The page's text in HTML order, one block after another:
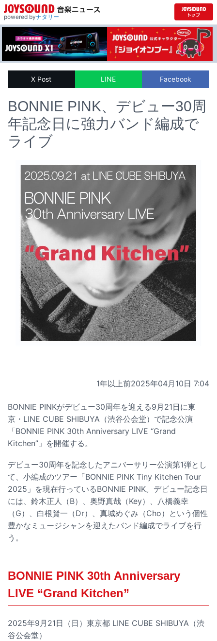
powered byナタリー
X Post LINE Facebook
BONNIE PINK、デビュー30周
年記念日に強力バンド編成で
ライブ
1年以上前2025年04月10日 7:04
BONNIE PINKがデビュー30周年を迎える9月21日に東
京・LINE CUBE SHIBUYA（渋谷公会堂）で記念公演
「BONNIE PINK 30th Anniversary LIVE “Grand
Kitchen”」を開催する。
デビュー30周年を記念したアニバーサリー公演第1弾とし
て、小編成のツアー「BONNIE PINK Tiny Kitchen Tour
2025」を現在行っているBONNIE PINK。デビュー記念日
には、鈴木正人（B）、奥野真哉（Key）、八橋義幸
（G）、白根賢一（Dr）、真城めぐみ（Cho）という個性
豊かなミュージシャンを迎えたバンド編成でライブを行
う。
BONNIE PINK 30th Anniversary
LIVE “Grand Kitchen”
2025年9月21日（日）東京都 LINE CUBE SHIBUYA（渋
谷公会堂）